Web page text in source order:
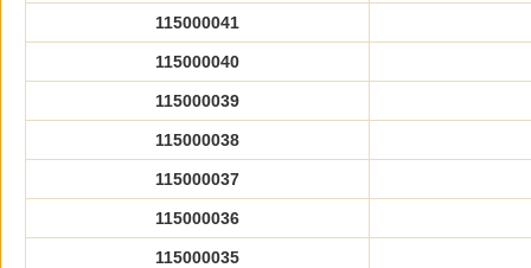
115000041
115000040
115000039
115000038
115000037
115000036
115000035